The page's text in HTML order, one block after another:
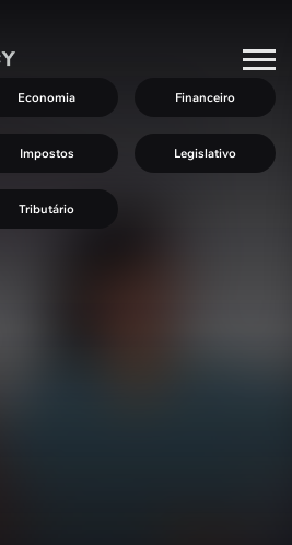
Economia Financeiro
Impostos Legislativo
Tributário